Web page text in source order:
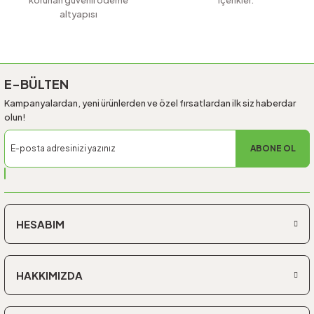
altyapısı
E-BÜLTEN
Kampanyalardan, yeni ürünlerden ve özel fırsatlardan ilk siz haberdar
olun!
ABONE OL
HESABIM
HAKKIMIZDA